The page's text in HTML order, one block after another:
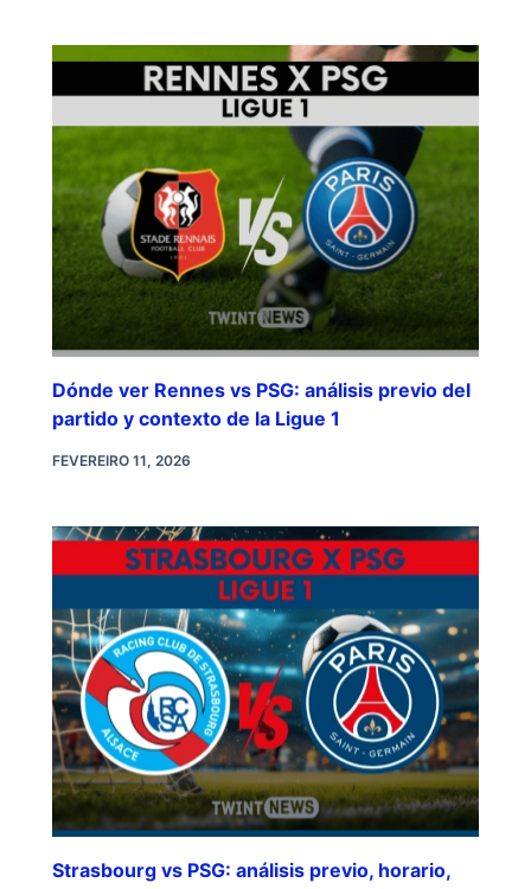
Dónde ver Rennes vs PSG: análisis previo del
partido y contexto de la Ligue 1
FEVEREIRO 11, 2026
Strasbourg vs PSG: análisis previo, horario,